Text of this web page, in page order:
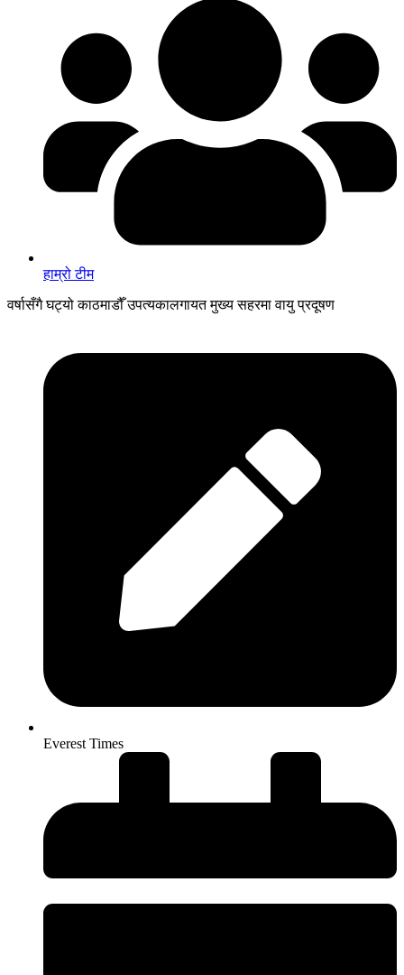
हाम्रो टीम
वर्षासँगै घट्यो काठमाडौँ उपत्यकालगायत मुख्य सहरमा वायु प्रदूषण
Everest Times